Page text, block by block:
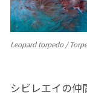
Leopard torpedo /
シビレエイの仲